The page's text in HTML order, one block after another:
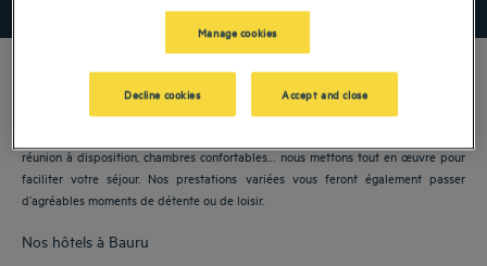
réunion à disposition, chambres confortables… nous mettons tout en œuvre pour
faciliter votre séjour. Nos prestations variées vous feront également passer
d’agréables moments de détente ou de loisir.
Nos hôtels à Bauru
Manage cookies
Decline cookies Accept and close